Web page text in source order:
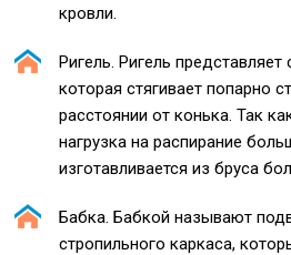
кровли.
Ригель. Ригель
которая стягивает попарно
расстоянии от конька. Так
нагрузка на распирание
изготавливается из бруса
Бабка. Бабкой называют
стропильного каркаса,